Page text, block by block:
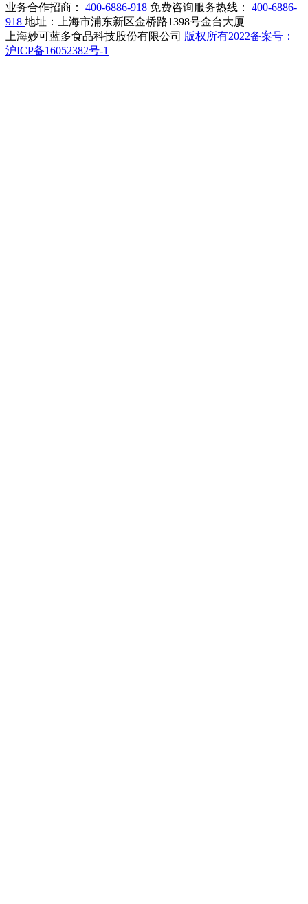
业务合作招商： 400-6886-918 免费咨询服务热线：
400-6886-
918 地址：上海市浦东新区金桥路1398号金台大厦
上海妙可蓝多食品科技股份有限公司 版权所有2022备案号：
沪ICP备16052382号-1